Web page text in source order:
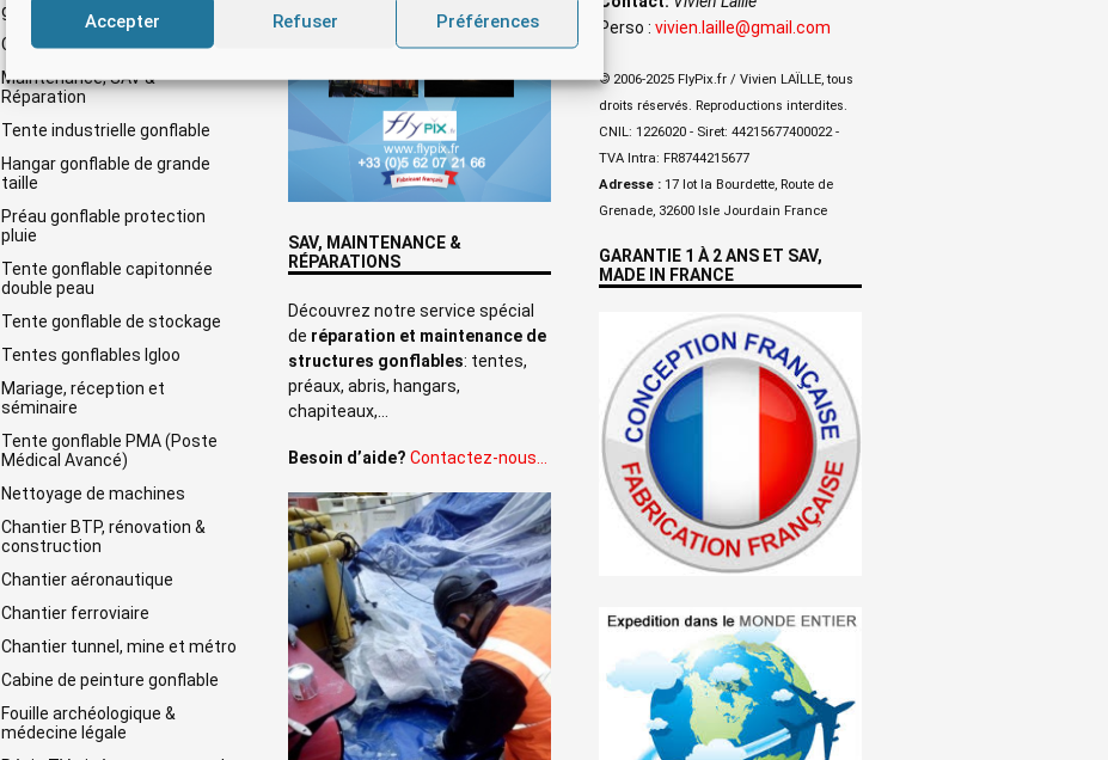
Accepter Refuser Préférences
gonflables
Conception, étude et ingénierie
Maintenance, SAV &
Réparation
Tente industrielle gonflable
Hangar gonflable de grande
taille
Préau gonflable protection
pluie
Tente gonflable capitonnée
double peau
Tente gonflable de stockage
Tentes gonflables Igloo
Mariage, réception et
séminaire
Tente gonflable PMA (Poste
Médical Avancé)
Nettoyage de machines
Chantier BTP, rénovation &
construction
Chantier aéronautique
Chantier ferroviaire
Chantier tunnel, mine et métro
Cabine de peinture gonflable
Fouille archéologique &
médecine légale
SAV, MAINTENANCE &
RÉPARATIONS
Découvrez notre service spécial
de réparation et maintenance de
structures gonflables: tentes,
préaux, abris, hangars,
chapiteaux,…
Besoin d’aide? Contactez-nous…
Perso : vivien.laille@gmail.com
© 2006-2025 FlyPix.fr / Vivien LAÏLLE, tous
droits réservés. Reproductions interdites.
CNIL: 1226020 - Siret: 44215677400022 -
TVA Intra: FR8744215677
Adresse : 17 lot la Bourdette, Route de
Grenade, 32600 Isle Jourdain France
GARANTIE 1 À 2 ANS ET SAV,
MADE IN FRANCE